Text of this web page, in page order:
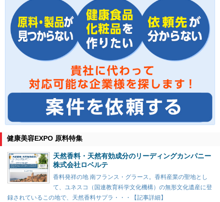
健康美容EXPO 原料特集
天然香料・天然有効成分のリーディングカンパニー
株式会社ロベルテ
香料発祥の地 南フランス・グラース。香料産業の聖地とし
て、ユネスコ（国連教育科学文化機構）の無形文化遺産に登
録されているこの地で、天然香料サプラ・・・【記事詳細】